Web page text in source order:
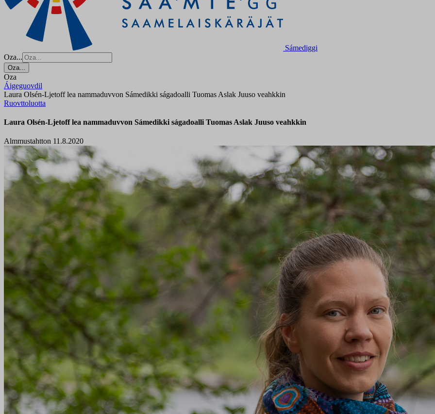
Sámediggi
Oza...
Oza...
Oza
Áigeguovdil
Laura Olsén-Ljetoff lea nammaduvvon Sámedikki ságadoalli Tuomas Aslak Juuso veahkkin
Ruovttoluotta
Laura Olsén-Ljetoff lea nammaduvvon Sámedikki ságadoalli Tuomas Aslak Juuso veahkkin
Almmustahtton 11.8.2020